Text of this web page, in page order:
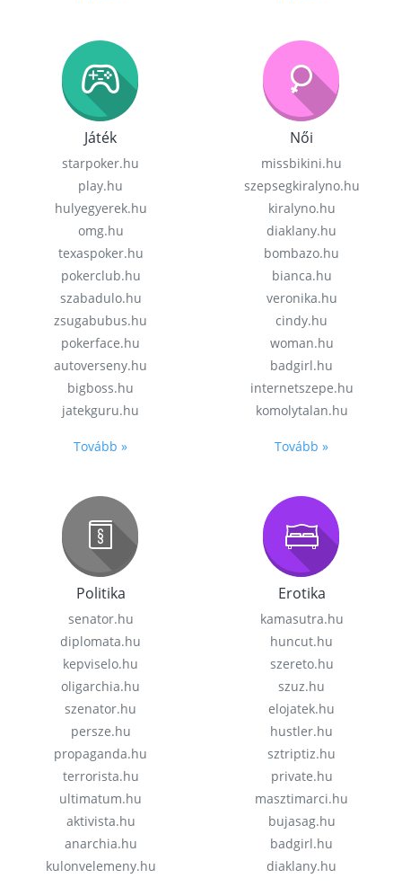
Játék
starpoker.hu
play.hu
hulyegyerek.hu
omg.hu
texaspoker.hu
pokerclub.hu
szabadulo.hu
zsugabubus.hu
pokerface.hu
autoverseny.hu
bigboss.hu
jatekguru.hu
Tovább »
Női
missbikini.hu
szepsegkiralyno.hu
kiralyno.hu
diaklany.hu
bombazo.hu
bianca.hu
veronika.hu
cindy.hu
woman.hu
badgirl.hu
internetszepe.hu
komolytalan.hu
Tovább »
Politika
senator.hu
diplomata.hu
kepviselo.hu
oligarchia.hu
szenator.hu
persze.hu
propaganda.hu
terrorista.hu
ultimatum.hu
aktivista.hu
anarchia.hu
kulonvelemeny.hu
Erotika
kamasutra.hu
huncut.hu
szereto.hu
szuz.hu
elojatek.hu
hustler.hu
sztriptiz.hu
private.hu
masztimarci.hu
bujasag.hu
badgirl.hu
diaklany.hu